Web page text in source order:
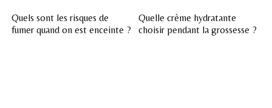
Quels sont les risques de
fumer quand on est enceinte ?
Quelle crème hydratante
choisir pendant la grossesse ?